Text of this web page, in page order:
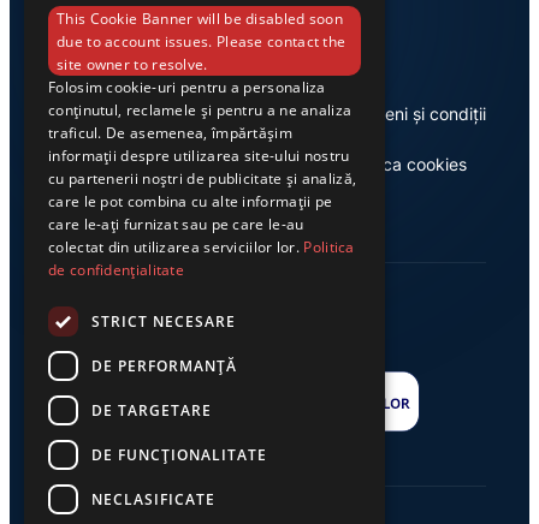
Link-uri utile
Despre noi
Casa de editură Exclusiv
Termeni și condiții
Politica cookies
This Cookie Banner will be disabled soon
due to account issues. Please contact the
site owner to resolve.
Folosim cookie-uri pentru a personaliza
conținutul, reclamele și pentru a ne analiza
traficul. De asemenea, împărtășim
informații despre utilizarea site-ului nostru
cu partenerii noștri de publicitate și analiză,
care le pot combina cu alte informații pe
care le-ați furnizat sau pe care le-au
colectat din utilizarea serviciilor lor. Politica
de confidențialitate
STRICT NECESARE
DE PERFORMANȚĂ
DE TARGETARE
DE FUNCŢIONALITATE
NECLASIFICATE